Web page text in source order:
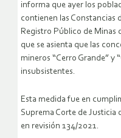
informa que ayer los
contienen las Constancias
Registro Público de Minas
que se asienta que las
mineros “Cerro Grande” y
insubsistentes.
Esta medida fue en
Suprema Corte de Justicia
en revisión 134/2021.